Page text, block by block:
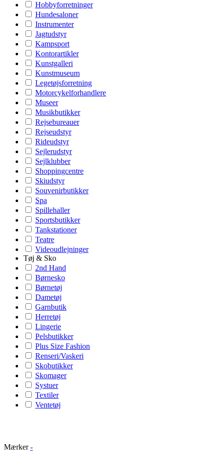
Hobbyforretninger
Hundesaloner
Instrumenter
Jagtudstyr
Kampsport
Kontorartikler
Kunstgalleri
Kunstmuseum
Legetøjsforretning
Motorcykelforhandlere
Museer
Musikbutikker
Rejsebureauer
Rejseudstyr
Rideudstyr
Sejlerudstyr
Sejlklubber
Shoppingcentre
Skiudstyr
Souvenirbutikker
Spa
Spillehaller
Sportsbutikker
Tankstationer
Teatre
Videoudlejninger
Tøj & Sko
2nd Hand
Børnesko
Børnetøj
Dametøj
Garnbutik
Herretøj
Lingerie
Pelsbutikker
Plus Size Fashion
Renseri/Vaskeri
Skobutikker
Skomager
Systuer
Textiler
Ventetøj
Mærker -